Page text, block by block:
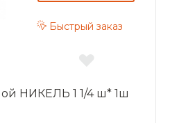
Быстрый заказ
НИКЕЛЬ 1 1/4 ш* 1ш